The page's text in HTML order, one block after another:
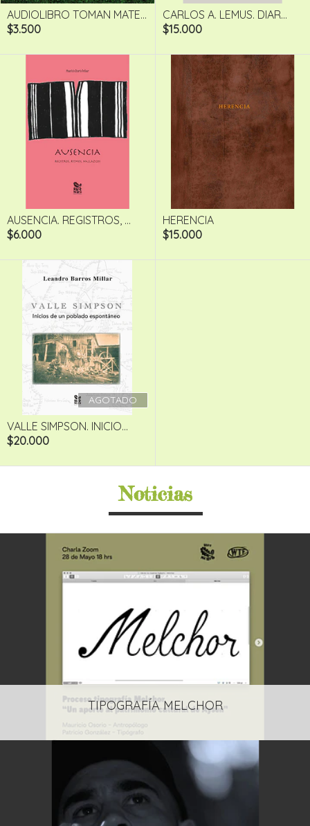
AUDIOLIBRO TOMAN MATE...
$3.500
CARLOS A. LEMUS. DIAR...
$15.000
AUSENCIA. REGISTROS, ...
$6.000
HERENCIA
$15.000
AGOTADO
VALLE SIMPSON. INICIO...
$20.000
Noticias
TIPOGRAFÍA MELCHOR